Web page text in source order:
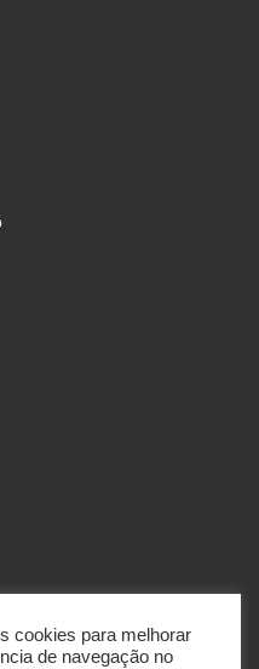
cookies para melhorar
de navegação no